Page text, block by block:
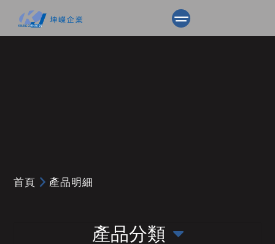
首頁 產品明細
產品分類